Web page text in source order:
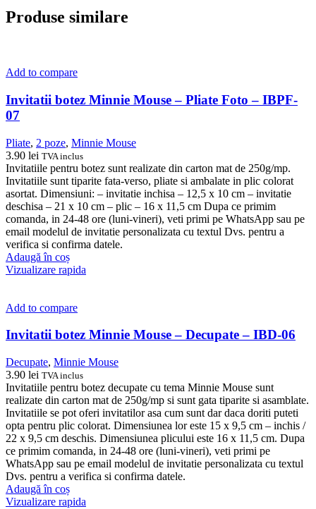
Produse similare
Add to compare
Invitatii botez Minnie Mouse – Pliate Foto – IBPF-
07
Pliate, 2 poze, Minnie Mouse
3.90 lei TVA inclus
Invitatiile pentru botez sunt realizate din carton mat de 250g/mp.
Invitatiile sunt tiparite fata-verso, pliate si ambalate in plic colorat
asortat. Dimensiuni: – invitatie inchisa – 12,5 x 10 cm – invitatie
deschisa – 21 x 10 cm – plic – 16 x 11,5 cm Dupa ce primim
comanda, in 24-48 ore (luni-vineri), veti primi pe WhatsApp sau pe
email modelul de invitatie personalizata cu textul Dvs. pentru a
verifica si confirma datele.
Adaugă în coș
Vizualizare rapida
Add to compare
Invitatii botez Minnie Mouse – Decupate – IBD-06
Decupate, Minnie Mouse
3.90 lei TVA inclus
Invitatiile pentru botez decupate cu tema Minnie Mouse sunt
realizate din carton mat de 250g/mp si sunt gata tiparite si asamblate.
Invitatiile se pot oferi invitatilor asa cum sunt dar daca doriti puteti
opta pentru plic colorat. Dimensiunea lor este 15 x 9,5 cm – inchis /
22 x 9,5 cm deschis. Dimensiunea plicului este 16 x 11,5 cm. Dupa
ce primim comanda, in 24-48 ore (luni-vineri), veti primi pe
WhatsApp sau pe email modelul de invitatie personalizata cu textul
Dvs. pentru a verifica si confirma datele.
Adaugă în coș
Vizualizare rapida